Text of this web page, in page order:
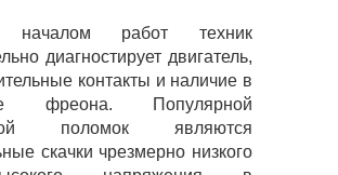
началом работ техник
диагностирует двигатель,
контакты и наличие в
фреона. Популярной
поломок являются
скачки чрезмерно низкого